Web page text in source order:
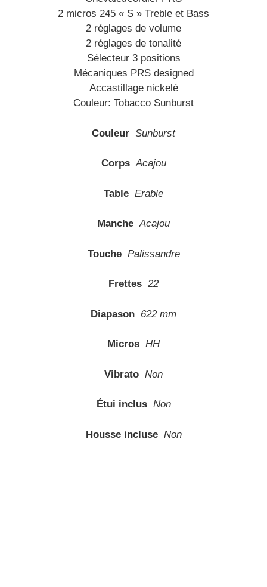
2 micros 245 « S » Treble et Bass
2 réglages de volume
2 réglages de tonalité
Sélecteur 3 positions
Mécaniques PRS designed
Accastillage nickelé
Couleur: Tobacco Sunburst
Couleur Sunburst
CorpsAcajou
Table Erable
MancheAcajou
Touche Palissandre
Frettes 22
Diapason 622 mm
Micros HH
Vibrato Non
Étui inclus Non
Housse incluse Non